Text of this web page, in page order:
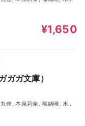
¥1,650
ガガ文庫）